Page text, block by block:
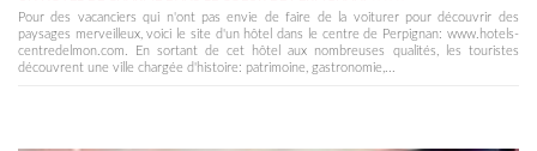
Pour des vacanciers qui n'ont pas envie de faire de la voiturer pour découvrir des
paysages merveilleux, voici le site d'un hôtel dans le centre de Perpignan: www.hotels-
centredelmon.com. En sortant de cet hôtel aux nombreuses qualités, les touristes
découvrent une ville chargée d'histoire: patrimoine, gastronomie,...